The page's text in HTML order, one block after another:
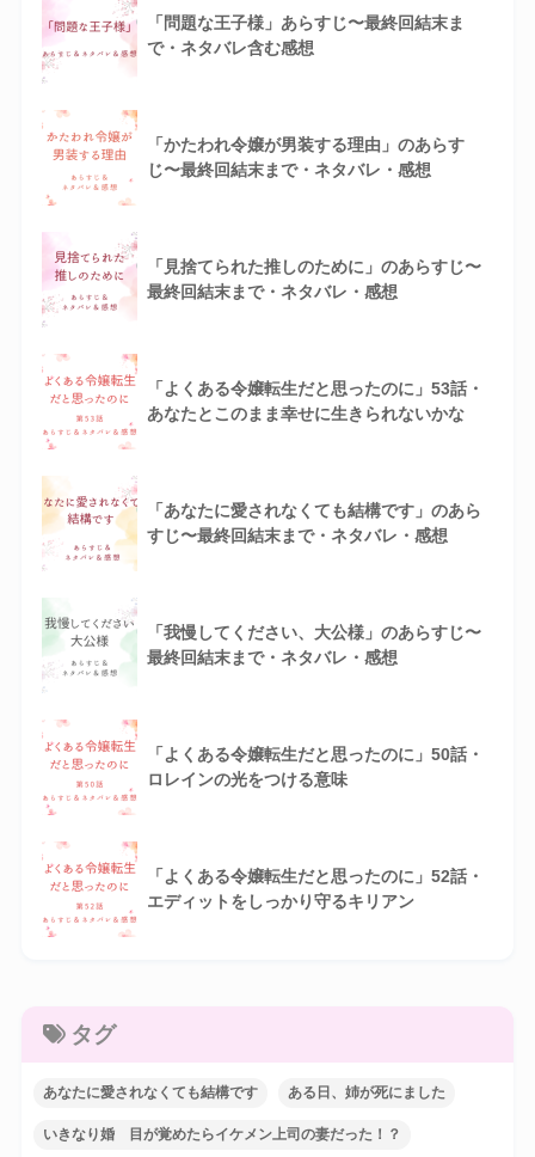
「問題な王子様」あらすじ〜最終回結末ま
で・ネタバレ含む感想
「かたわれ令嬢が男装する理由」のあらす
じ〜最終回結末まで・ネタバレ・感想
「見捨てられた推しのために」のあらすじ〜
最終回結末まで・ネタバレ・感想
「よくある令嬢転生だと思ったのに」53話・
あなたとこのまま幸せに生きられないかな
「あなたに愛されなくても結構です」のあら
すじ〜最終回結末まで・ネタバレ・感想
「我慢してください、大公様」のあらすじ〜
最終回結末まで・ネタバレ・感想
「よくある令嬢転生だと思ったのに」50話・
ロレインの光をつける意味
「よくある令嬢転生だと思ったのに」52話・
エディットをしっかり守るキリアン
タグ
あなたに愛されなくても結構です ある日、姉が死にました
いきなり婚 目が覚めたらイケメン上司の妻だった！？